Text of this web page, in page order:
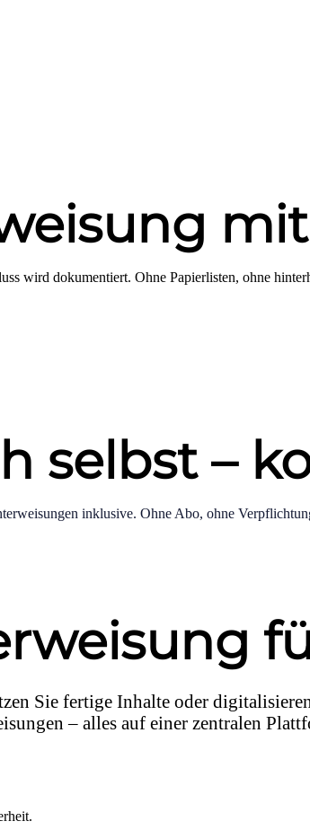
mit
wird dokumentiert. Ohne Papierlisten, ohne
selbst –
inklusive. Ohne Abo, ohne
Sie fertige Inhalte oder
– alles auf einer zentralen